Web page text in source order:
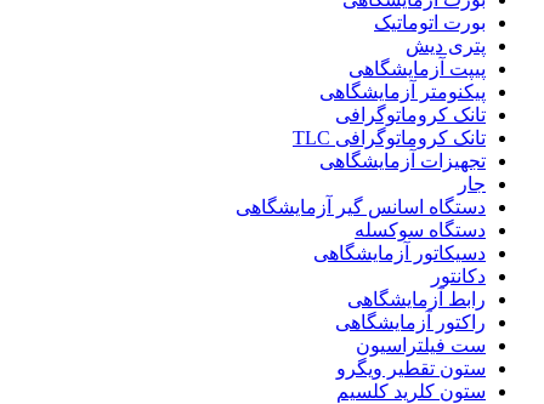
بورت اتوماتیک
پتری دیش
پیپت آزمایشگاهی
پیکنومتر آزمایشگاهی
تانک کروماتوگرافی
تانک کروماتوگرافی TLC
تجهیزات آزمایشگاهی
جار
دستگاه اسانس گیر آزمایشگاهی
دستگاه سوکسله
دسیکاتور آزمایشگاهی
دکانتور
رابط آزمایشگاهی
راکتور آزمایشگاهی
ست فیلتراسیون
ستون تقطیر ویگرو
ستون کلرید کلسیم